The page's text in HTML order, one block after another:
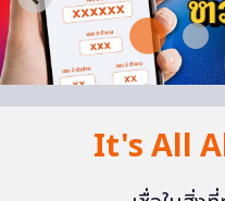
It's All